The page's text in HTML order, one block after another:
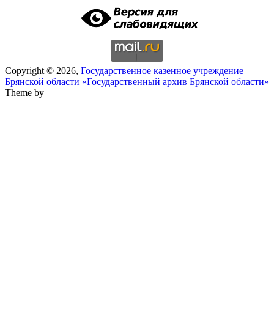
Copyright © 2026, Государственное казенное учреждение
Брянской области «Государственный архив Брянской области»
Theme by